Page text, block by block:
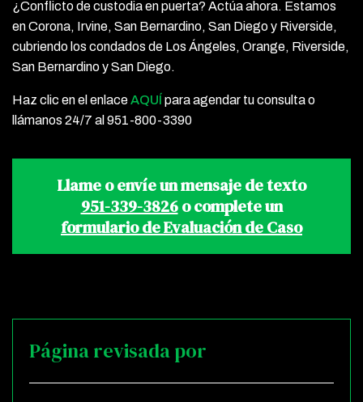
¿Conflicto de custodia en puerta? Actúa ahora. Estamos
en Corona, Irvine, San Bernardino, San Diego y Riverside,
cubriendo los condados de Los Ángeles, Orange, Riverside,
San Bernardino y San Diego.
Haz clic en el enlaceAQUÍ para agendar tu consulta o
llámanos 24/7 al 951-800-3390
Llame o envíe un mensaje de texto
951-339-3826o complete un
formulario de Evaluación de Caso
Página revisada por